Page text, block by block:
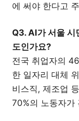
에 써야 한다고
Q3. AI가 서울 시
도인가요?
전국 취업자의
한 일자리 대체
비스직, 제조업
70%의 노동자가